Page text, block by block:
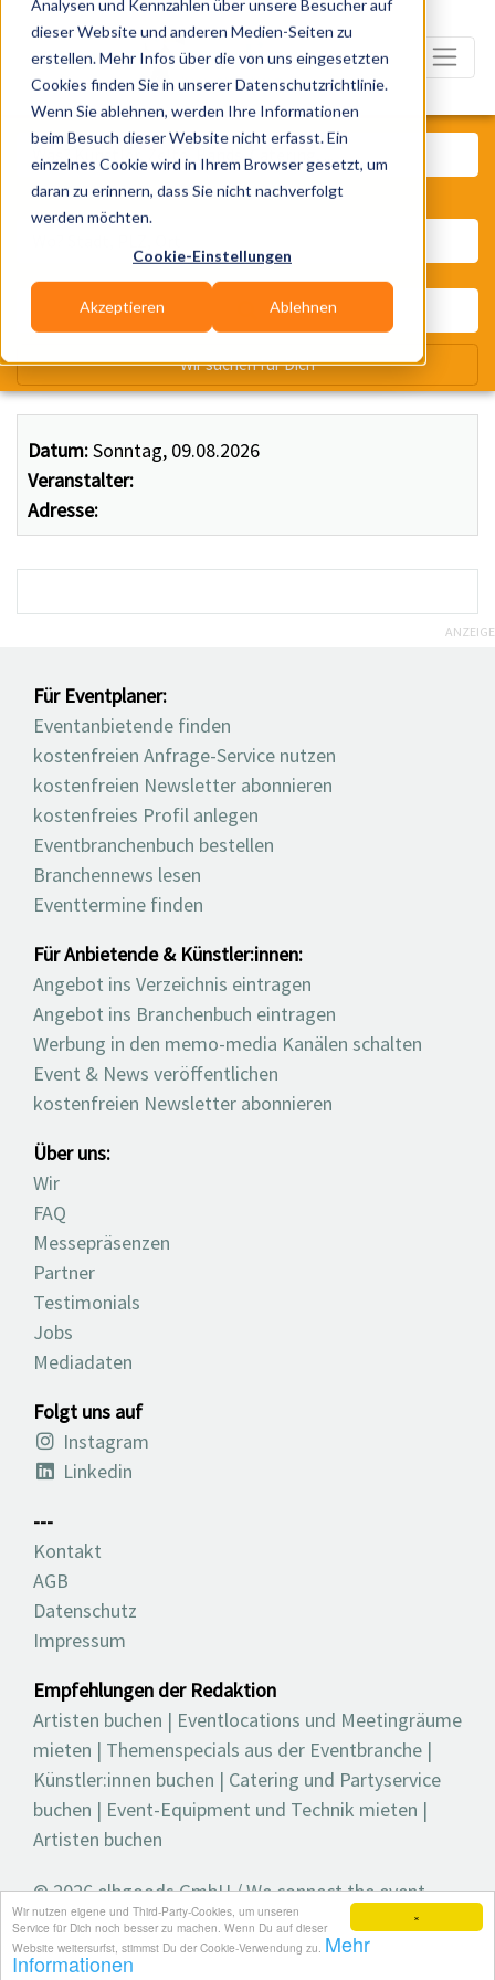
×
Wir nutzen eigene und Third-Party-Cookies, um unseren
Service für Dich noch besser zu machen. Wenn Du auf dieser
Website weitersurfst, stimmst Du der Cookie-Verwendung zu. Mehr
Informationen
Analysen und Kennzahlen über unsere Besucher auf
dieser Website und anderen Medien-Seiten zu
erstellen. Mehr Infos über die von uns eingesetzten
Cookies finden Sie in unserer Datenschutzrichtlinie.
Wenn Sie ablehnen, werden Ihre Informationen
beim Besuch dieser Website nicht erfasst. Ein
einzelnes Cookie wird in Ihrem Browser gesetzt, um
daran zu erinnern, dass Sie nicht nachverfolgt
werden möchten.
Cookie-Einstellungen
Akzeptieren Ablehnen
Datum:Sonntag, 09.08.2026
Veranstalter:
Adresse:
Was? Künstler, Zelte, Bands,
Wir suchen für Dich
ANZEIGE
Für Eventplaner:
Eventanbietende finden
kostenfreien Anfrage-Service nutzen
kostenfreien Newsletter abonnieren
kostenfreies Profil anlegen
Eventbranchenbuch bestellen
Branchennews lesen
Eventtermine finden
Für Anbietende & Künstler:innen:
Angebot ins Verzeichnis eintragen
Angebot ins Branchenbuch eintragen
Werbung in den memo-media Kanälen schalten
Event & News veröffentlichen
kostenfreien Newsletter abonnieren
Über uns:
Wir
FAQ
Messepräsenzen
Partner
Testimonials
Jobs
Mediadaten
Folgt uns auf
Instagram
Linkedin
---
Kontakt
AGB
Datenschutz
Impressum
Empfehlungen der Redaktion
Artisten buchen | Eventlocations und Meetingräume
mieten | Themenspecials aus der Eventbranche |
Künstler:innen buchen | Catering und Partyservice
buchen | Event-Equipment und Technik mieten |
Artisten buchen
© 2026 elbgoods GmbH / We connect the event
industry / Medienvielfalt für die Eventplanung /
Eventbranchenbuch, Blog, Magazin und mehr